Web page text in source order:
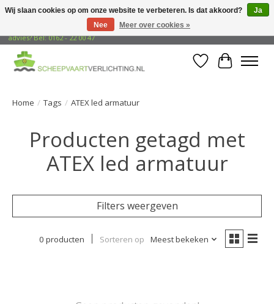
Gratis verzending naar adressen in Nederland! Opzoek naar vrijblijvend
advies? Bel: 0162 - 22 00 47
Verlanglijst
Home / Tags / ATEX led armatuur
Producten getagd met
ATEX led armatuur
Filters weergeven
0 producten Sorteren op Meest bekeken
Wij slaan cookies op om onze website te verbeteren. Is dat akkoord?
Ja
Nee
Meer over cookies »